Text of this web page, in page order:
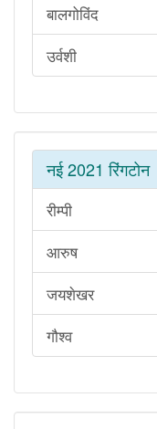
बालगोविंद
उर्वशी
नई 2021 रिंगटोन
रीम्पी
आरुष
जयशेखर
गौश्व